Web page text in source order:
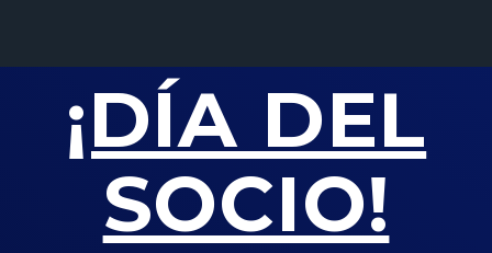
¡DÍA DEL
SOCIO!